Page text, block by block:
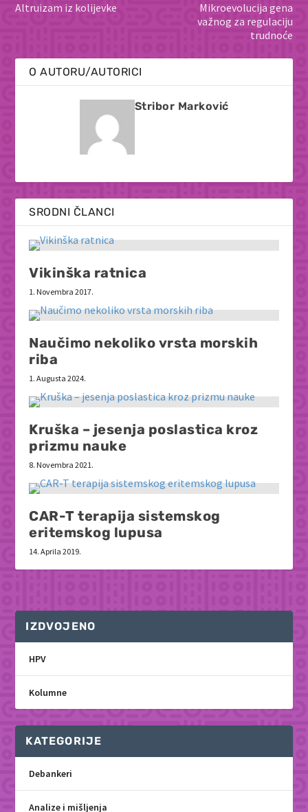
Altruizam iz kolijevke
Mikroevolucija gena
važnog za regulaciju
trudnoće
O AUTORU/AUTORICI
Stribor Marković
SRODNI ČLANCI
Vikinška ratnica
1. Novembra 2017.
Naučimo nekoliko vrsta morskih
riba
1. Augusta 2024.
Kruška – jesenja poslastica kroz
prizmu nauke
8. Novembra 2021.
CAR-T terapija sistemskog
eritemskog lupusa
14. Aprila 2019.
IZDVOJENO
HPV
Kolumne
KATEGORIJE
Debankeri
Analize i mišljenja